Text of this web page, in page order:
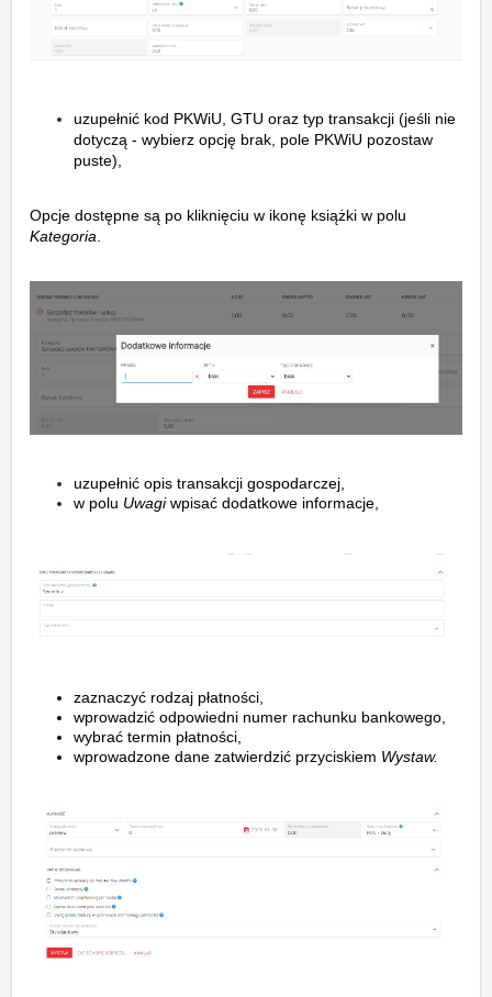
uzupełnić kod PKWiU, GTU oraz typ transakcji (jeśli nie
dotyczą - wybierz opcję brak, pole PKWiU pozostaw
puste),
Opcje dostępne są po kliknięciu w ikonę książki w polu
Kategoria
uzupełnić opis transakcji gospodarczej,
w polu Uwagiwpisać dodatkowe informacje,
zaznaczyć rodzaj płatności,
wprowadzić odpowiedni numer rachunku bankowego,
wybrać termin płatności,
wprowadzone dane zatwierdzić przyciskiem Wystaw.